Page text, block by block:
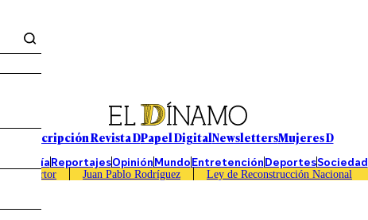
Suscripción Revista DPapel DigitalNewslettersMujeres D
EconomíaReportajesOpiniónMundoEntretenciónDeportesSociedad
Caso Sartor Juan Pablo Rodríguez Ley de Reconstrucción Nacional